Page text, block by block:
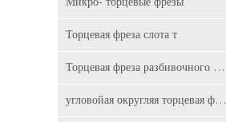
Микро- торцевые фрезы
Торцевая фреза слота т
Торцевая фреза разбивочного вырезывания
угловойая округляя торцевая фреза